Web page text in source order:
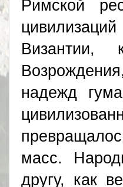
Римской
Византии,
надежд
масс.
другу, как